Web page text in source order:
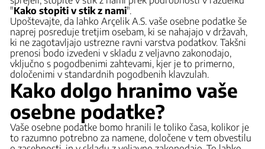
"Kako stopiti v stik z nami".
Upoštevajte, da lahko Arçelik A.S. vaše osebne podatke še
naprej posreduje tretjim osebam, ki se nahajajo v državah,
ki ne zagotavljajo ustrezne ravni varstva podatkov. Takšni
prenosi bodo izvedeni v skladu z veljavno zakonodajo,
vključno s pogodbenimi zahtevami, kjer je to primerno,
določenimi v standardnih pogodbenih klavzulah.
Kako dolgo hranimo vaše
osebne podatke?
Vaše osebne podatke bomo hranili le toliko časa, kolikor je
to razumno potrebno za namene, določene v tem obvestilu